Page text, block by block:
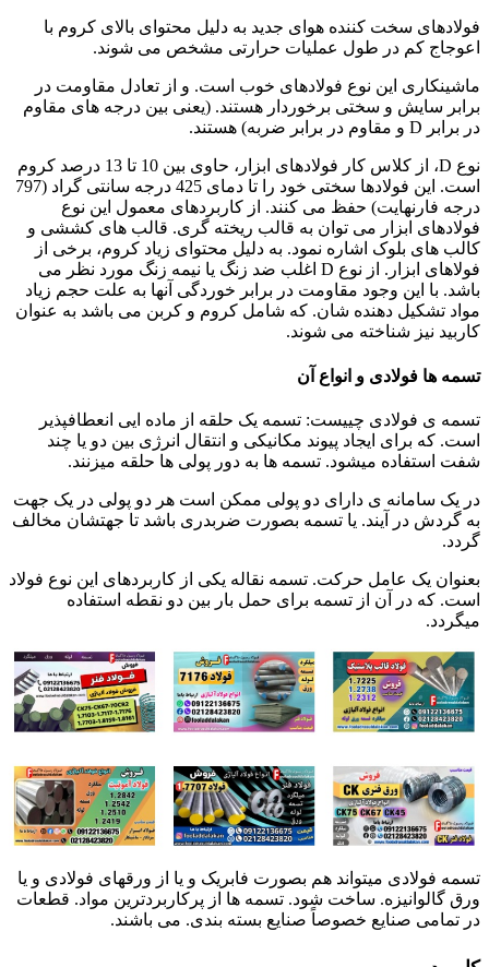
فولادهای سخت کننده هوای جدید به دلیل محتوای بالای کروم با
اعوجاج کم در طول عملیات حرارتی مشخص می شوند.
ماشینکاری این نوع فولادهای خوب است. و از تعادل مقاومت در
برابر سایش و سختی برخوردار هستند. (یعنی بین درجه های مقاوم
در برابر D و مقاوم در برابر ضربه) هستند.
نوع D، از کلاس کار فولادهای ابزار، حاوی بین 10 تا 13 درصد کروم
است. این فولادها سختی خود را تا دمای 425 درجه سانتی گراد (797
درجه فارنهایت) حفظ می کنند. از کاربردهای معمول این نوع
فولادهای ابزار می توان به قالب ریخته گری. قالب های کششی و
کالب های بلوک اشاره نمود. به دلیل محتوای زیاد کروم، برخی از
فولاهای ابزار. از نوع D اغلب ضد زنگ یا نیمه زنگ مورد نظر می
باشد. با این وجود مقاومت در برابر خوردگی آنها به علت حجم زیاد
مواد تشکیل دهنده شان. که شامل کروم و کربن می باشد به عنوان
کاربید نیز شناخته می شوند.
تسمه ها فولادی و انواع آن
تسمه ی فولادی چییست: تسمه یک حلقه از ماده ایی انعطافپذیر
است. که برای ایجاد پیوند مکانیکی و انتقال انرژی بین دو یا چند
شفت استفاده میشود. تسمه ها به دور پولی ها حلقه میزنند.
در یک سامانه ی دارای دو پولی ممکن است هر دو پولی در یک جهت
به گردش در آیند. یا تسمه بصورت ضربدری باشد تا جهتشان مخالف
گردد.
بعنوان یک عامل حرکت. تسمه نقاله یکی از کاربردهای این نوع فولاد
است. که در آن از تسمه برای حمل بار بین دو نقطه استفاده
میگردد.
تسمه فولادی میتواند هم بصورت فابریک و یا از ورقهای فولادی و یا
ورق گالوانیزه. ساخت شود. تسمه ها از پرکاربردترین مواد. قطعات
در تمامی صنایع خصوصاً صنایع بسته بندی. می باشند.